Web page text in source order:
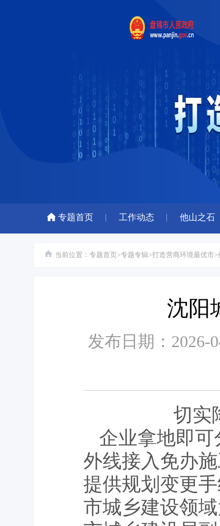
专题首页 工作动态 他山之石
当前位置： 专题首页 >专题专辑>打造营商环境最优市>
沈阳
发布日期：
切实
企业拿地即
外线接入免办
提供规划变更
市城乡建设领